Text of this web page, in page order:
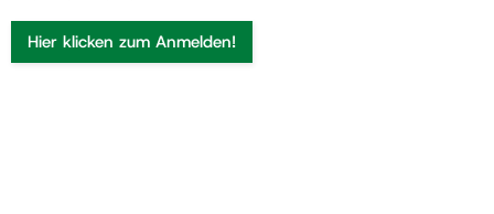
Hier klicken zum Anmelden!